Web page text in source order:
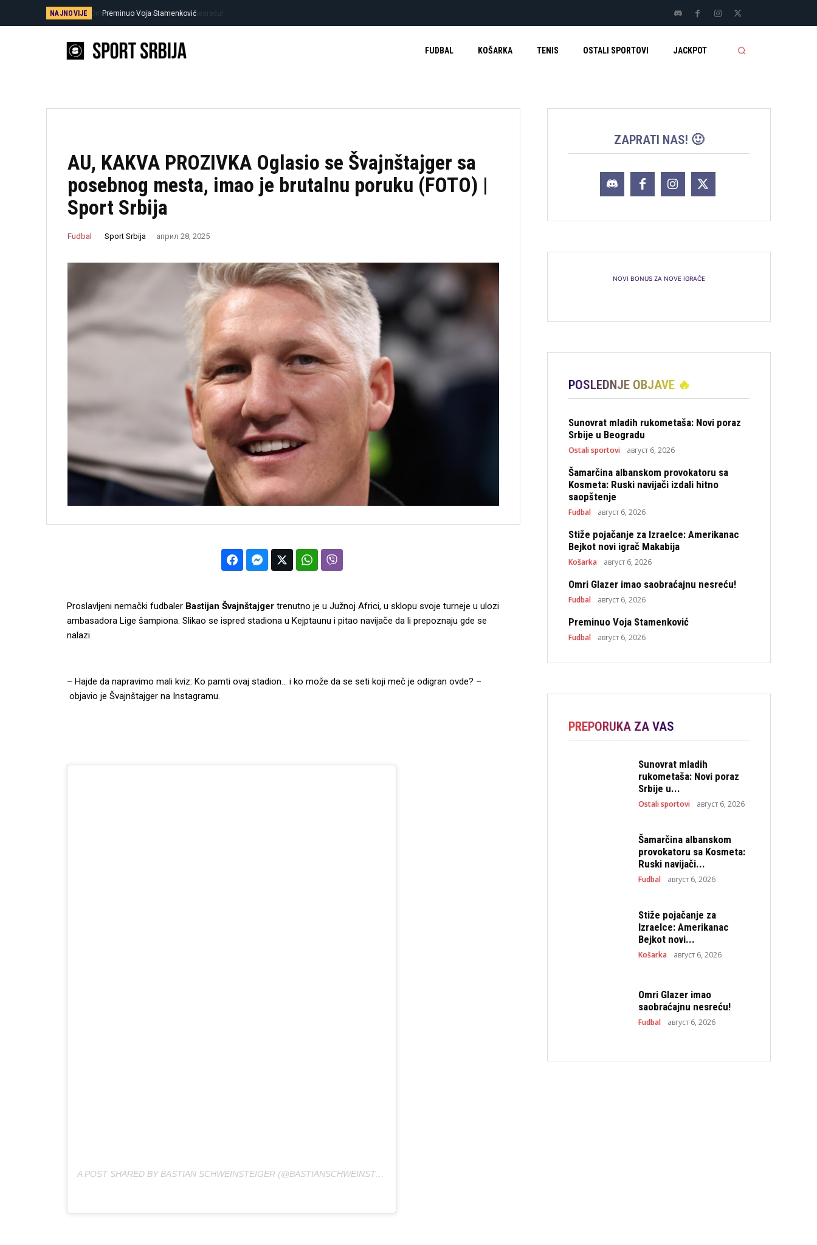
NAJNOVIJE Preminuo Voja Stamenković
FUDBAL KOŠARKA TENIS OSTALI SPORTOVI JACKPOT
AU, KAKVA PROZIVKA Oglasio se Švajnštajger sa
posebnog mesta, imao je brutalnu poruku (FOTO) |
Sport Srbija
Fudbal Sport Srbija април 28, 2025
Proslavljeni nemački fudbaler Bastijan Švajnštajger trenutno je u Južnoj Africi, u sklopu svoje turneje u ulozi
ambasadora Lige šampiona. Slikao se ispred stadiona u Kejptaunu i pitao navijače da li prepoznaju gde se
nalazi.
– Hajde da napravimo mali kviz: Ko pamti ovaj stadion… i ko može da se seti koji meč je odigran ovde? –
objavio je Švajnštajger na Instagramu.
A POST SHARED BY BASTIAN SCHWEINSTEIGER (@BASTIANSCHWEINSTEIGER)
ZAPRATI NAS! 🙂
NOVI BONUS ZA NOVE IGRAČE
POSLEDNJE OBJAVE 🔥
Sunovrat mladih rukometaša: Novi poraz
Srbije u Beogradu
Ostali sportovi август 6, 2026
Šamarčina albanskom provokatoru sa
Kosmeta: Ruski navijači izdali hitno
saopštenje
Fudbal август 6, 2026
Stiže pojačanje za Izraelce: Amerikanac
Bejkot novi igrač Makabija
Košarka август 6, 2026
Omri Glazer imao saobraćajnu nesreću!
Fudbal август 6, 2026
Preminuo Voja Stamenković
Fudbal август 6, 2026
PREPORUKA ZA VAS
Sunovrat mladih
rukometaša: Novi poraz
Srbije u...
Ostali sportovi август 6, 2026
Šamarčina albanskom
provokatoru sa Kosmeta:
Ruski navijači...
Fudbal август 6, 2026
Stiže pojačanje za
Izraelce: Amerikanac
Bejkot novi...
Košarka август 6, 2026
Omri Glazer imao
saobraćajnu nesreću!
Fudbal август 6, 2026